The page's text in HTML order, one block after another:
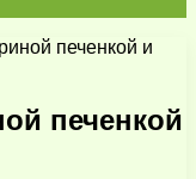
печенкой и
печенкой